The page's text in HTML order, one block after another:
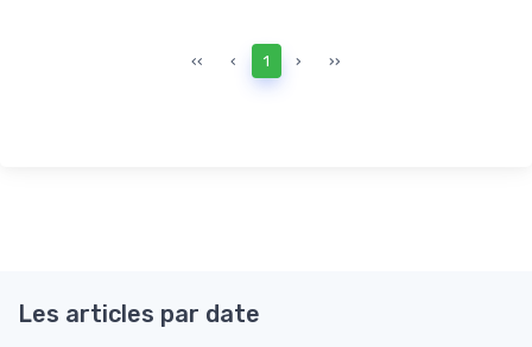
‹‹ ‹ 1 › ››
Les articles par date